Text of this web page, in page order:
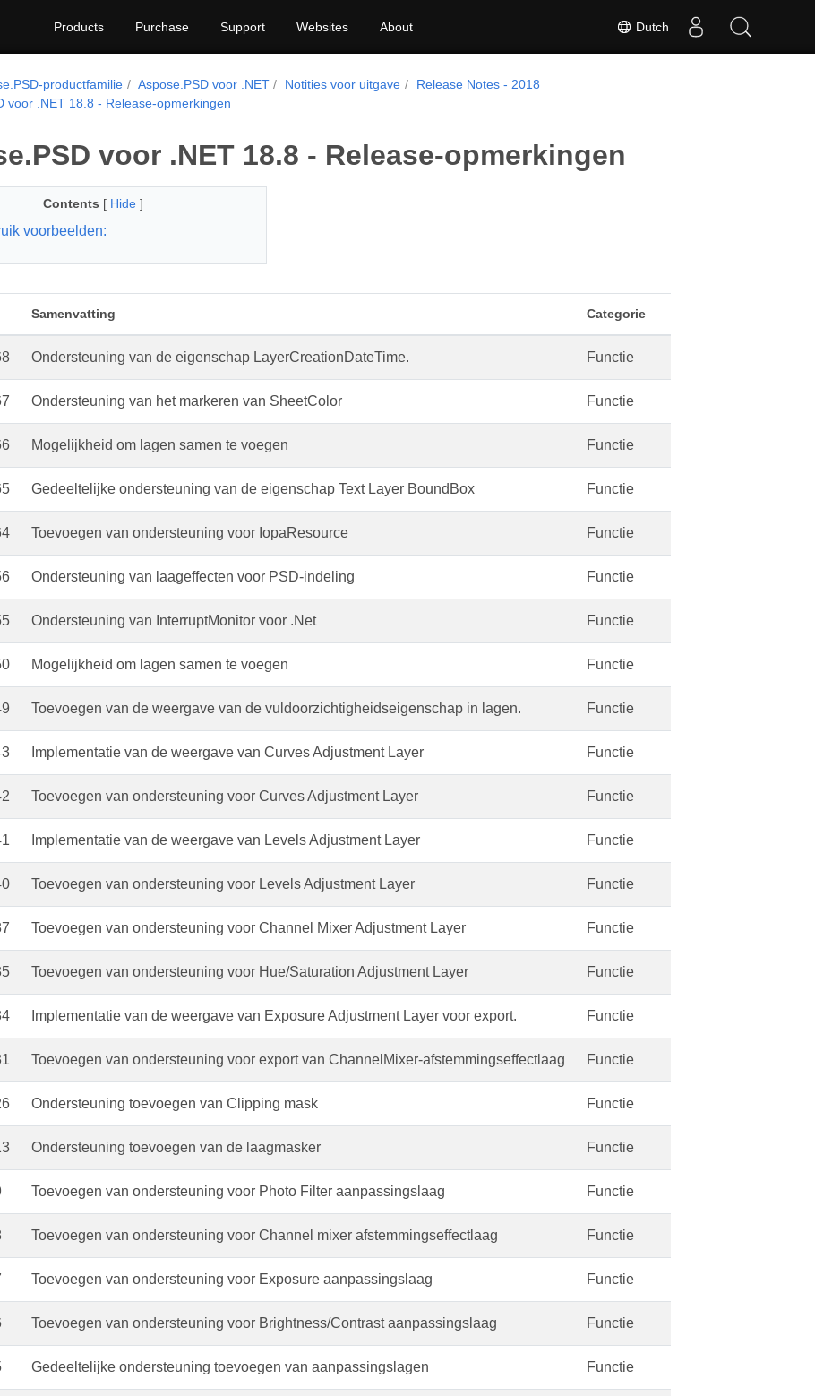
Dutch
Products Purchase Support Websites About
productfamilie Aspose.PSD voor .NET Notities voor uitgave
Release Notes - 2018
voor .NET 18.8 - Release-opmerkingen
voor .NET 18.8 - Release-opmerkingen
Contents [ Hide ]
voorbeelden:
Samenvatting Categorie
Ondersteuning van de eigenschap LayerCreationDateTime. Functie
Ondersteuning van het markeren van SheetColor Functie
Mogelijkheid om lagen samen te voegen Functie
Gedeeltelijke ondersteuning van de eigenschap Text Layer BoundBox Functie
Toevoegen van ondersteuning voor IopaResource Functie
Ondersteuning van laageffecten voor PSD-indeling Functie
Ondersteuning van InterruptMonitor voor .Net Functie
Mogelijkheid om lagen samen te voegen Functie
Toevoegen van de weergave van de vuldoorzichtigheidseigenschap in lagen. Functie
Implementatie van de weergave van Curves Adjustment Layer Functie
Toevoegen van ondersteuning voor Curves Adjustment Layer Functie
Implementatie van de weergave van Levels Adjustment Layer Functie
Toevoegen van ondersteuning voor Levels Adjustment Layer Functie
Toevoegen van ondersteuning voor Channel Mixer Adjustment Layer Functie
Toevoegen van ondersteuning voor Hue/Saturation Adjustment Layer Functie
Implementatie van de weergave van Exposure Adjustment Layer voor export. Functie
Toevoegen van ondersteuning voor export van ChannelMixer-afstemmingseffectlaag Functie
Ondersteuning toevoegen van Clipping mask Functie
Ondersteuning toevoegen van de laagmasker Functie
Toevoegen van ondersteuning voor Photo Filter aanpassingslaag Functie
Toevoegen van ondersteuning voor Channel mixer afstemmingseffectlaag Functie
Toevoegen van ondersteuning voor Exposure aanpassingslaag Functie
Toevoegen van ondersteuning voor Brightness/Contrast aanpassingslaag Functie
Gedeeltelijke ondersteuning toevoegen van aanpassingslagen Functie